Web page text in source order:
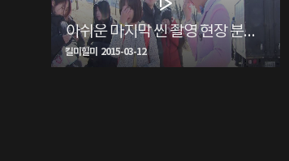
아쉬운 마지막 씬 촬영 현장 분위기<생생현장>
킬미힐미 2015-03-12